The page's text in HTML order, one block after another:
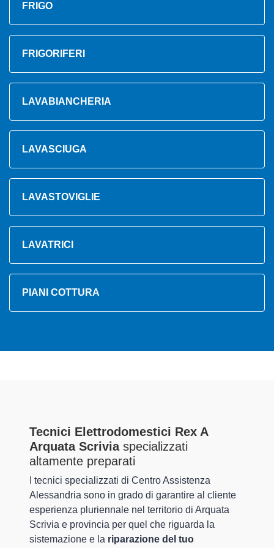
FRIGO
FRIGORIFERI
LAVABIANCHERIA
LAVASCIUGA
LAVASTOVIGLIE
LAVATRICI
PIANI COTTURA
Tecnici Elettrodomestici Rex A
Arquata Scriviaspecializzati
altamente preparati
I tecnici specializzati di Centro Assistenza
Alessandria sono in grado di garantire al cliente
esperienza pluriennale nel territorio di Arquata
Scrivia e provincia per quel che riguarda la
sistemazione e la riparazione del tuo